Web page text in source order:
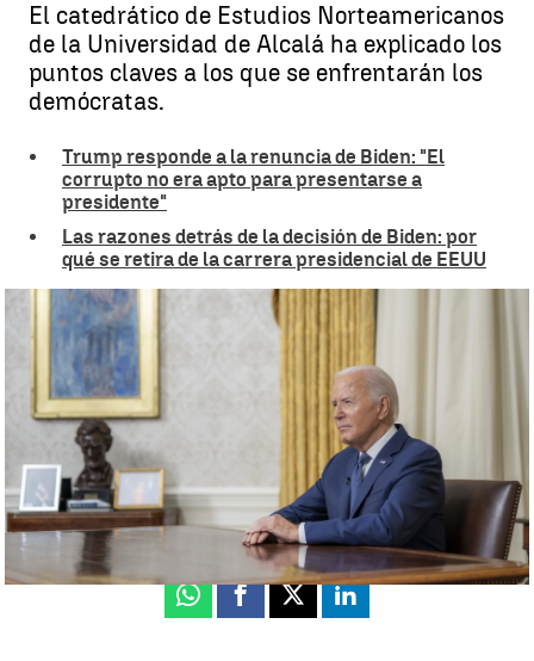
El catedrático de Estudios Norteamericanos
de la Universidad de Alcalá ha explicado los
puntos claves a los que se enfrentarán los
demócratas.
Trump responde a la renuncia de Biden: "El
corrupto no era apto para presentarse a
presidente"
Las razones detrás de la decisión de Biden: por
qué se retira de la carrera presidencial de EEUU
Experto en relaciones diplomáticas estadunidenses avisa acerca de
los pasos que tomarán los demócratas |
Irene Delgado
Publicado:21 de julio de 2024, 23:02
Whatsapp
Facebook
X Linkedin